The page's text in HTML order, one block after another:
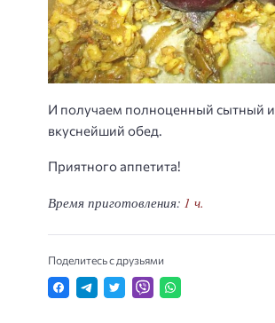
И получаем полноценный сытный и
вкуснейший обед.
Приятного аппетита!
Время приготовления: 1 ч.
Поделитесь с друзьями